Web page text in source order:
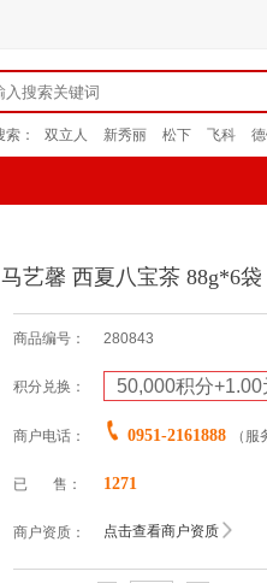
索： 双立人 新秀丽 松下 飞科
马艺馨 西夏八宝茶 88g*6袋
商品编号： 280843
积分兑换： 50,000积分+1.00
商户电话： 0951-2161888 （
已 售： 1271
商户资质： 点击查看商户资质